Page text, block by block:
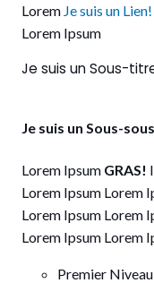
Lorem Je suis un Lien!
Lorem Ipsum
Je suis un Sous-
Je suis un Sous-
Lorem Ipsum GRAS!
Lorem Ipsum Lorem
Lorem Ipsum Lorem
Lorem Ipsum Lorem
Premier Niveau